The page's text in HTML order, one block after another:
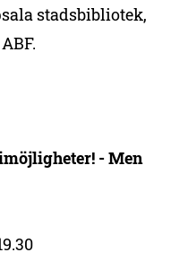
stadsbibliotek,
- Men